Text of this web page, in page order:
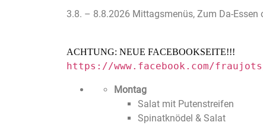
3.8. – 8.8.2026 Mittagsmenüs, Zum Da-
ACHTUNG: NEUE FACEBOOKSEITE!!!
https://www.facebook.com/
Montag
Salat mit Putenstreifen
Spinatknödel & Salat